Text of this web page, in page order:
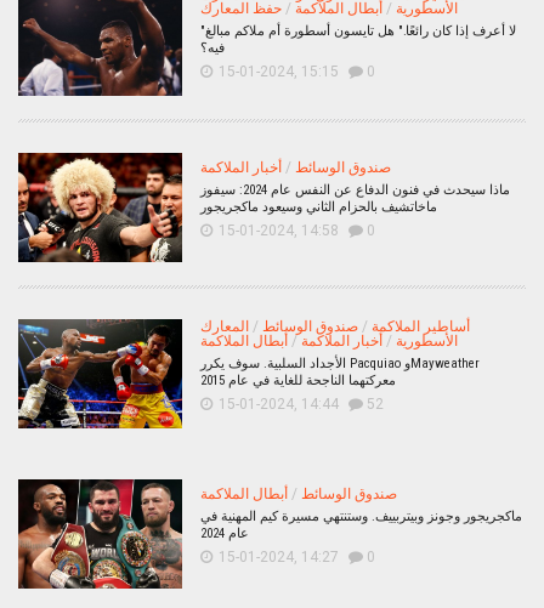
الأسطورية / أبطال الملاكمة / حفظ المعارك
"لا أعرف إذا كان رائعًا." هل تايسون أسطورة أم ملاكم مبالغ
فيه؟
15-01-2024, 15:15 0
صندوق الوسائط / أخبار الملاكمة
ماذا سيحدث في فنون الدفاع عن النفس عام 2024: سيفوز
ماخاتشيف بالحزام الثاني وسيعود ماكجريجور
15-01-2024, 14:58 0
أساطير الملاكمة / صندوق الوسائط / المعارك
الأسطورية / أخبار الملاكمة/ أبطال الملاكمة
الأجداد السلبية. سوف يكرر Pacquiao وMayweather
معركتهما الناجحة للغاية في عام 2015
15-01-2024, 14:44 52
صندوق الوسائط / أبطال الملاكمة
ماكجريجور وجونز وبيتربييف. وستنتهي مسيرة كيم المهنية في
عام 2024
15-01-2024, 14:27 0